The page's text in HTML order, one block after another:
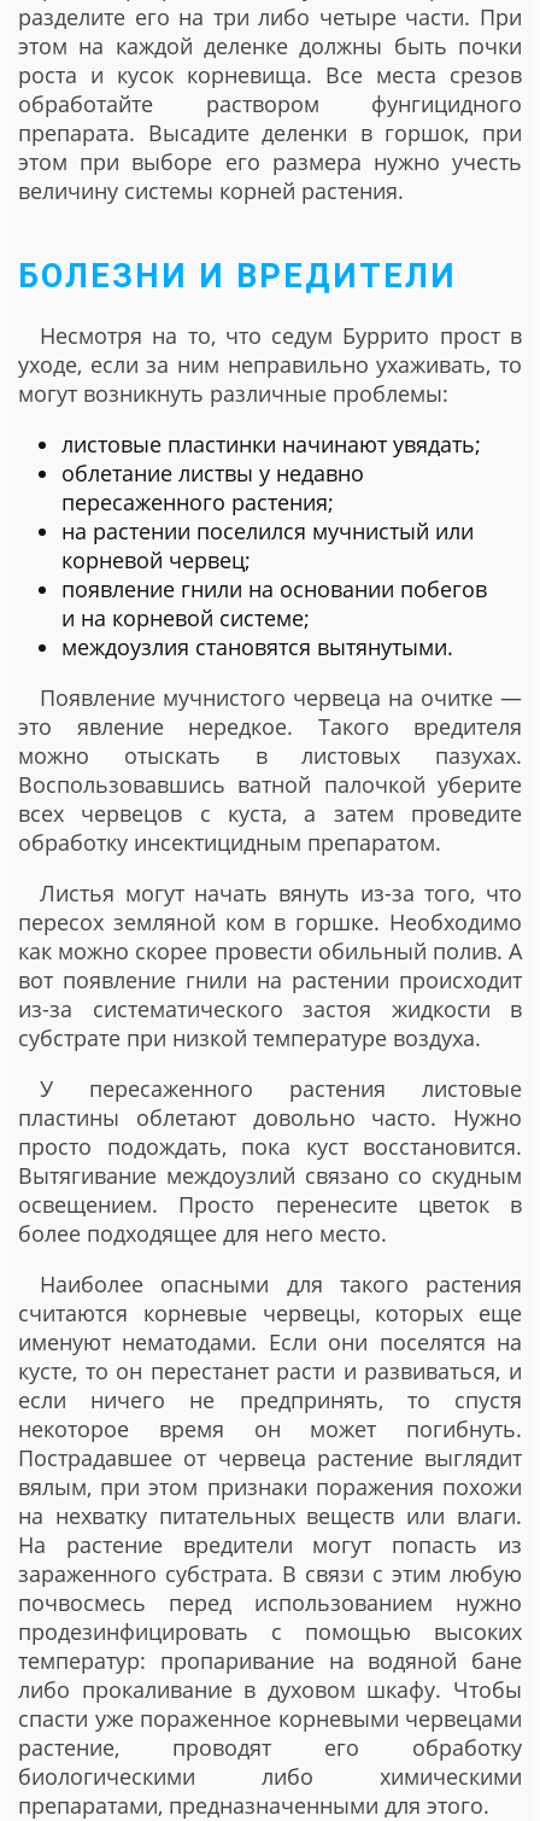
разделите его на три либо четыре части. При
этом на каждой деленке должны быть почки
роста и кусок корневища. Все места срезов
обработайте раствором фунгицидного
препарата. Высадите деленки в горшок, при
этом при выборе его размера нужно учесть
величину системы корней растения.
БОЛЕЗНИ И ВРЕДИТЕЛИ
Несмотря на то, что седум Буррито прост в
уходе, если за ним неправильно ухаживать, то
могут возникнуть различные проблемы:
листовые пластинки начинают увядать;
облетание листвы у недавно
пересаженного растения;
на растении поселился мучнистый или
корневой червец;
появление гнили на основании побегов
и на корневой системе;
междоузлия становятся вытянутыми.
Появление мучнистого червеца на очитке —
это явление нередкое. Такого вредителя
можно отыскать в листовых пазухах.
Воспользовавшись ватной палочкой уберите
всех червецов с куста, а затем проведите
обработку инсектицидным препаратом.
Листья могут начать вянуть из-за того, что
пересох земляной ком в горшке. Необходимо
как можно скорее провести обильный полив. А
вот появление гнили на растении происходит
из-за систематического застоя жидкости в
субстрате при низкой температуре воздуха.
У пересаженного растения листовые
пластины облетают довольно часто. Нужно
просто подождать, пока куст восстановится.
Вытягивание междоузлий связано со скудным
освещением. Просто перенесите цветок в
более подходящее для него место.
Наиболее опасными для такого растения
считаются корневые червецы, которых еще
именуют нематодами. Если они поселятся на
кусте, то он перестанет расти и развиваться, и
если ничего не предпринять, то спустя
некоторое время он может погибнуть.
Пострадавшее от червеца растение выглядит
вялым, при этом признаки поражения похожи
на нехватку питательных веществ или влаги.
На растение вредители могут попасть из
зараженного субстрата. В связи с этим любую
почвосмесь перед использованием нужно
продезинфицировать с помощью высоких
температур: пропаривание на водяной бане
либо прокаливание в духовом шкафу. Чтобы
спасти уже пораженное корневыми червецами
растение, проводят его обработку
биологическими либо химическими
препаратами, предназначенными для этого.